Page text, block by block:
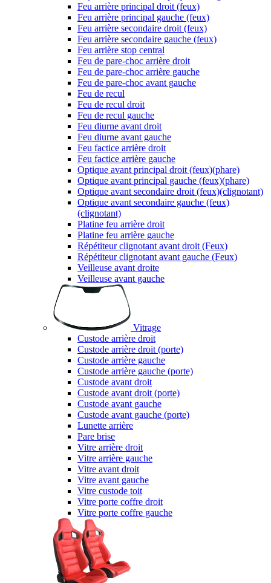
Feu arrière principal droit (feux)
Feu arrière principal gauche (feux)
Feu arrière secondaire droit (feux)
Feu arrière secondaire gauche (feux)
Feu arrière stop central
Feu de pare-choc arrière droit
Feu de pare-choc arrière gauche
Feu de pare-choc avant gauche
Feu de recul
Feu de recul droit
Feu de recul gauche
Feu diurne avant droit
Feu diurne avant gauche
Feu factice arrière droit
Feu factice arrière gauche
Optique avant principal droit (feux)(phare)
Optique avant principal gauche (feux)(phare)
Optique avant secondaire droit (feux)(clignotant)
Optique avant secondaire gauche (feux)
(clignotant)
Platine feu arrière droit
Platine feu arrière gauche
Répétiteur clignotant avant droit (Feux)
Répétiteur clignotant avant gauche (Feux)
Veilleuse avant droite
Veilleuse avant gauche
Vitrage
Custode arrière droit
Custode arrière droit (porte)
Custode arrière gauche
Custode arrière gauche (porte)
Custode avant droit
Custode avant droit (porte)
Custode avant gauche
Custode avant gauche (porte)
Lunette arrière
Pare brise
Vitre arrière droit
Vitre arrière gauche
Vitre avant droit
Vitre avant gauche
Vitre custode toit
Vitre porte coffre droit
Vitre porte coffre gauche